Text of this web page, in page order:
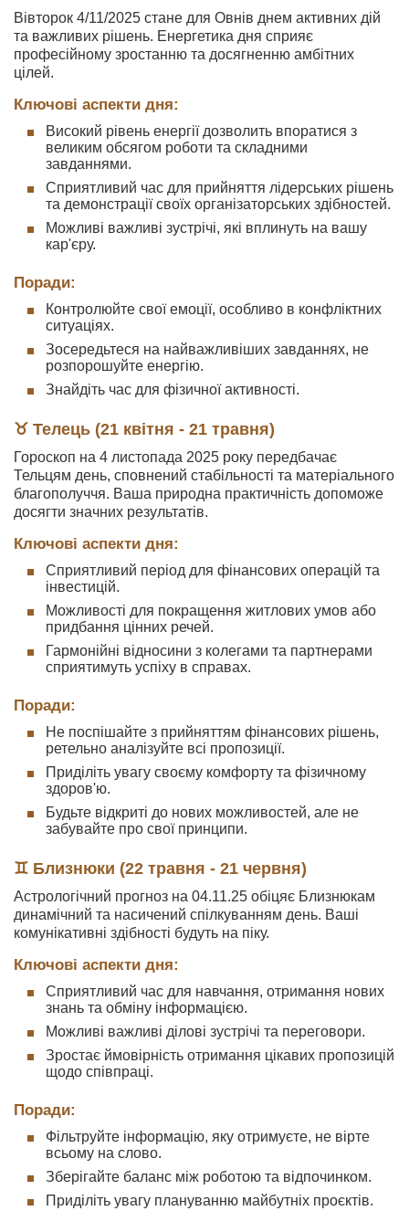
Вівторок 4/11/2025 стане для Овнів днем активних дій
та важливих рішень. Енергетика дня сприяє
професійному зростанню та досягненню амбітних
цілей.
Ключові аспекти дня:
Високий рівень енергії дозволить впоратися з
великим обсягом роботи та складними
завданнями.
Сприятливий час для прийняття лідерських рішень
та демонстрації своїх організаторських здібностей.
Можливі важливі зустрічі, які вплинуть на вашу
кар'єру.
Поради:
Контролюйте свої емоції, особливо в конфліктних
ситуаціях.
Зосередьтеся на найважливіших завданнях, не
розпорошуйте енергію.
Знайдіть час для фізичної активності.
♉ Телець (21 квітня - 21 травня)
Гороскоп на 4 листопада 2025 року передбачає
Тельцям день, сповнений стабільності та матеріального
благополуччя. Ваша природна практичність допоможе
досягти значних результатів.
Ключові аспекти дня:
Сприятливий період для фінансових операцій та
інвестицій.
Можливості для покращення житлових умов або
придбання цінних речей.
Гармонійні відносини з колегами та партнерами
сприятимуть успіху в справах.
Поради:
Не поспішайте з прийняттям фінансових рішень,
ретельно аналізуйте всі пропозиції.
Приділіть увагу своєму комфорту та фізичному
здоров'ю.
Будьте відкриті до нових можливостей, але не
забувайте про свої принципи.
♊ Близнюки (22 травня - 21 червня)
Астрологічний прогноз на 04.11.25 обіцяє Близнюкам
динамічний та насичений спілкуванням день. Ваші
комунікативні здібності будуть на піку.
Ключові аспекти дня:
Сприятливий час для навчання, отримання нових
знань та обміну інформацією.
Можливі важливі ділові зустрічі та переговори.
Зростає ймовірність отримання цікавих пропозицій
щодо співпраці.
Поради:
Фільтруйте інформацію, яку отримуєте, не вірте
всьому на слово.
Зберігайте баланс між роботою та відпочинком.
Приділіть увагу плануванню майбутніх проєктів.